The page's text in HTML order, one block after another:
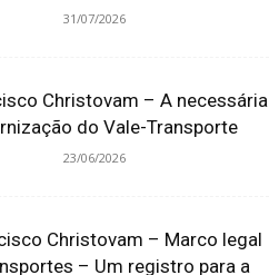
31/07/2026
Christovam – A necessária
do Vale-Transporte
23/06/2026
Christovam – Marco legal
– Um registro para a